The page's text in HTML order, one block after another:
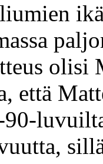
olisi
että